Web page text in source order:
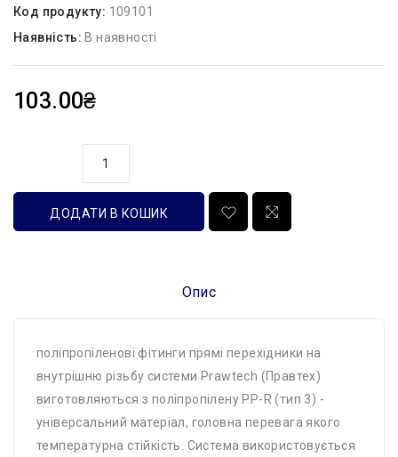
Код продукту: 109101
Наявність: В наявності
103.00₴
ДОДАТИ В КОШИК
Опис
поліпропіленові фітинги прямі перехідники на
внутрішню різьбу системи Prawtech (Правтех)
виготовляються з поліпропілену PP-R (тип 3) -
універсальний матеріал, головна перевага якого
температурна стійкість. Система використовується